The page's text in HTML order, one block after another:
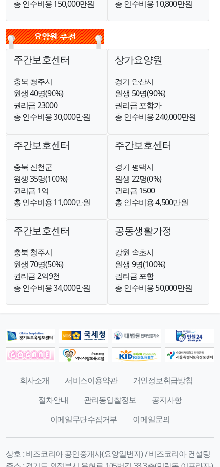
총 인수비용 150,000만원
총 인수비용 10,800만원
주간보호센터
충북 청주시
원생 40명(90%)
권리금 23000
총 인수비용 30,000만원
상가요양원
경기 안산시
원생 50명(90%)
권리금 포함가
총 인수비용 240,000만원
주간보호센터
충북 진천군
원생 35명(100%)
권리금 1억
총 인수비용 11,000만원
주간보호센터
경기 평택시
원생 22명(0%)
권리금 1500
총 인수비용 4,500만원
주간보호센터
충북 청주시
원생 70명(50%)
권리금 2억9천
총 인수비용 34,000만원
공동생활가정
강원 속초시
원생 9명(100%)
권리금 포함
총 인수비용 50,000만원
회사소개 서비스이용약관
개인정보취급방침
절차안내
관리동입찰정보
공지사항
이메일무단수집거부
이메일문의
상호 :비즈코리아 공인중개사(요양일번지) / 비즈코리아 컨설팅